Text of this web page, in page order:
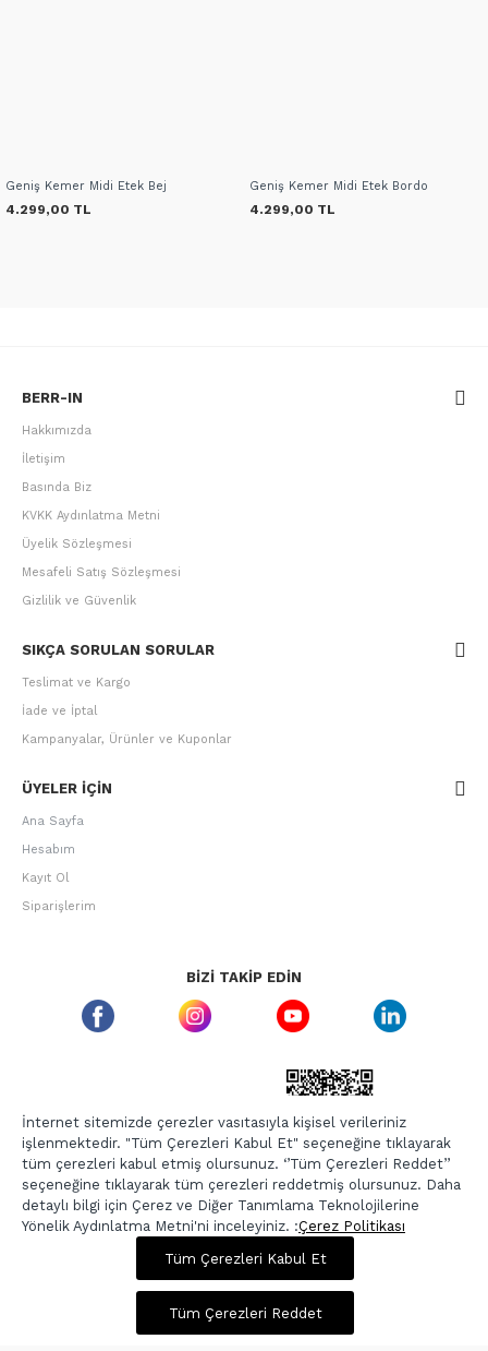
950,00 TL 3.799,00 TL
Sepette %20 İndirim
Geniş Kemer Midi Etek Bej
4.299,00 TL
Geniş Kemer Midi Etek Bordo
4.299,00 TL
BERR-IN
Hakkımızda
İletişim
Basında Biz
KVKK Aydınlatma Metni
Üyelik Sözleşmesi
Mesafeli Satış Sözleşmesi
Gizlilik ve Güvenlik
SIKÇA SORULAN SORULAR
Teslimat ve Kargo
İade ve İptal
Kampanyalar, Ürünler ve Kuponlar
ÜYELER IÇIN
Ana Sayfa
Hesabım
Kayıt Ol
Siparişlerim
BIZI TAKIP EDIN
ETBIS GÜVEN DAMGASI
Copyright © 2026, Berr-In.com, Tüm Hakları Saklıdır.
Tüm Çerezleri Kabul Et
İnternet sitemizde çerezler vasıtasıyla kişisel verileriniz
işlenmektedir. "Tüm Çerezleri Kabul Et" seçeneğine tıklayarak
tüm çerezleri kabul etmiş olursunuz. ‘’Tüm Çerezleri Reddet’’
seçeneğine tıklayarak tüm çerezleri reddetmiş olursunuz. Daha
detaylı bilgi için Çerez ve Diğer Tanımlama Teknolojilerine
Yönelik Aydınlatma Metni'ni inceleyiniz. :Çerez Politikası
Tüm Çerezleri Reddet